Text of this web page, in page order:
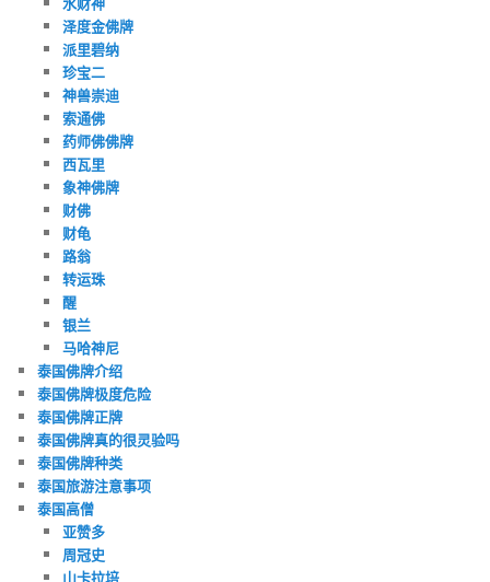
泽度金佛牌
派里碧纳
珍宝二
神兽崇迪
索通佛
药师佛佛牌
西瓦里
象神佛牌
财佛
财龟
路翁
转运珠
醒
银兰
马哈神尼
泰国佛牌介绍
泰国佛牌极度危险
泰国佛牌正牌
泰国佛牌真的很灵验吗
泰国佛牌种类
泰国旅游注意事项
泰国高僧
亚赞多
周冠史
山卡拉培